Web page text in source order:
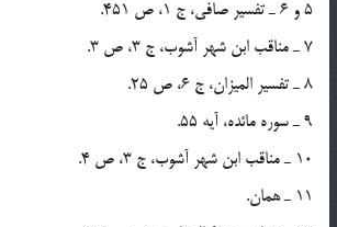
5 و 6 ـ تفسیر صافی، ج 1، ص 451.
7 ـ مناقب ابن شهر آشوب، ج 3، ص 3.
8 ـ تفسیر المیزان، ج 6، ص 25.
9 ـ سوره مائده، آیه 55.
10 ـ مناقب ابن شهر آشوب، ج 3، ص 4.
11 ـ همان.